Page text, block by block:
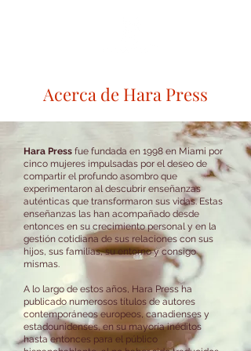
Acerca de Hara Press
Hara Press fue fundada en 1998 en Miami por
cinco mujeres impulsadas por el deseo de
compartir el profundo asombro que
experimentaron al descubrir enseñanzas
auténticas que transformaron sus vidas. Estas
enseñanzas las han acompañado desde
entonces en su crecimiento personal y en la
gestión cotidiana de sus relaciones con sus
hijos, sus familias, su entorno y consigo
mismas.
A lo largo de estos años, Hara Press ha
publicado numerosos títulos de autores
contemporáneos europeos, canadienses y
estadounidenses, en su mayoría inéditos
hasta entonces para el público